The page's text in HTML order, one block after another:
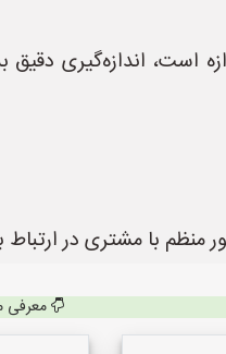
است، اندازه‌گیری
منظم با مشتری در ارتباط
معرفی